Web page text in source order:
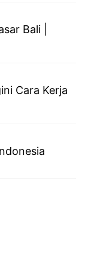
Bali |
Cara Kerja